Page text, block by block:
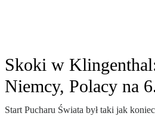
Skoki w
Niemcy, Polacy na
Start Pucharu Świata był taki jak